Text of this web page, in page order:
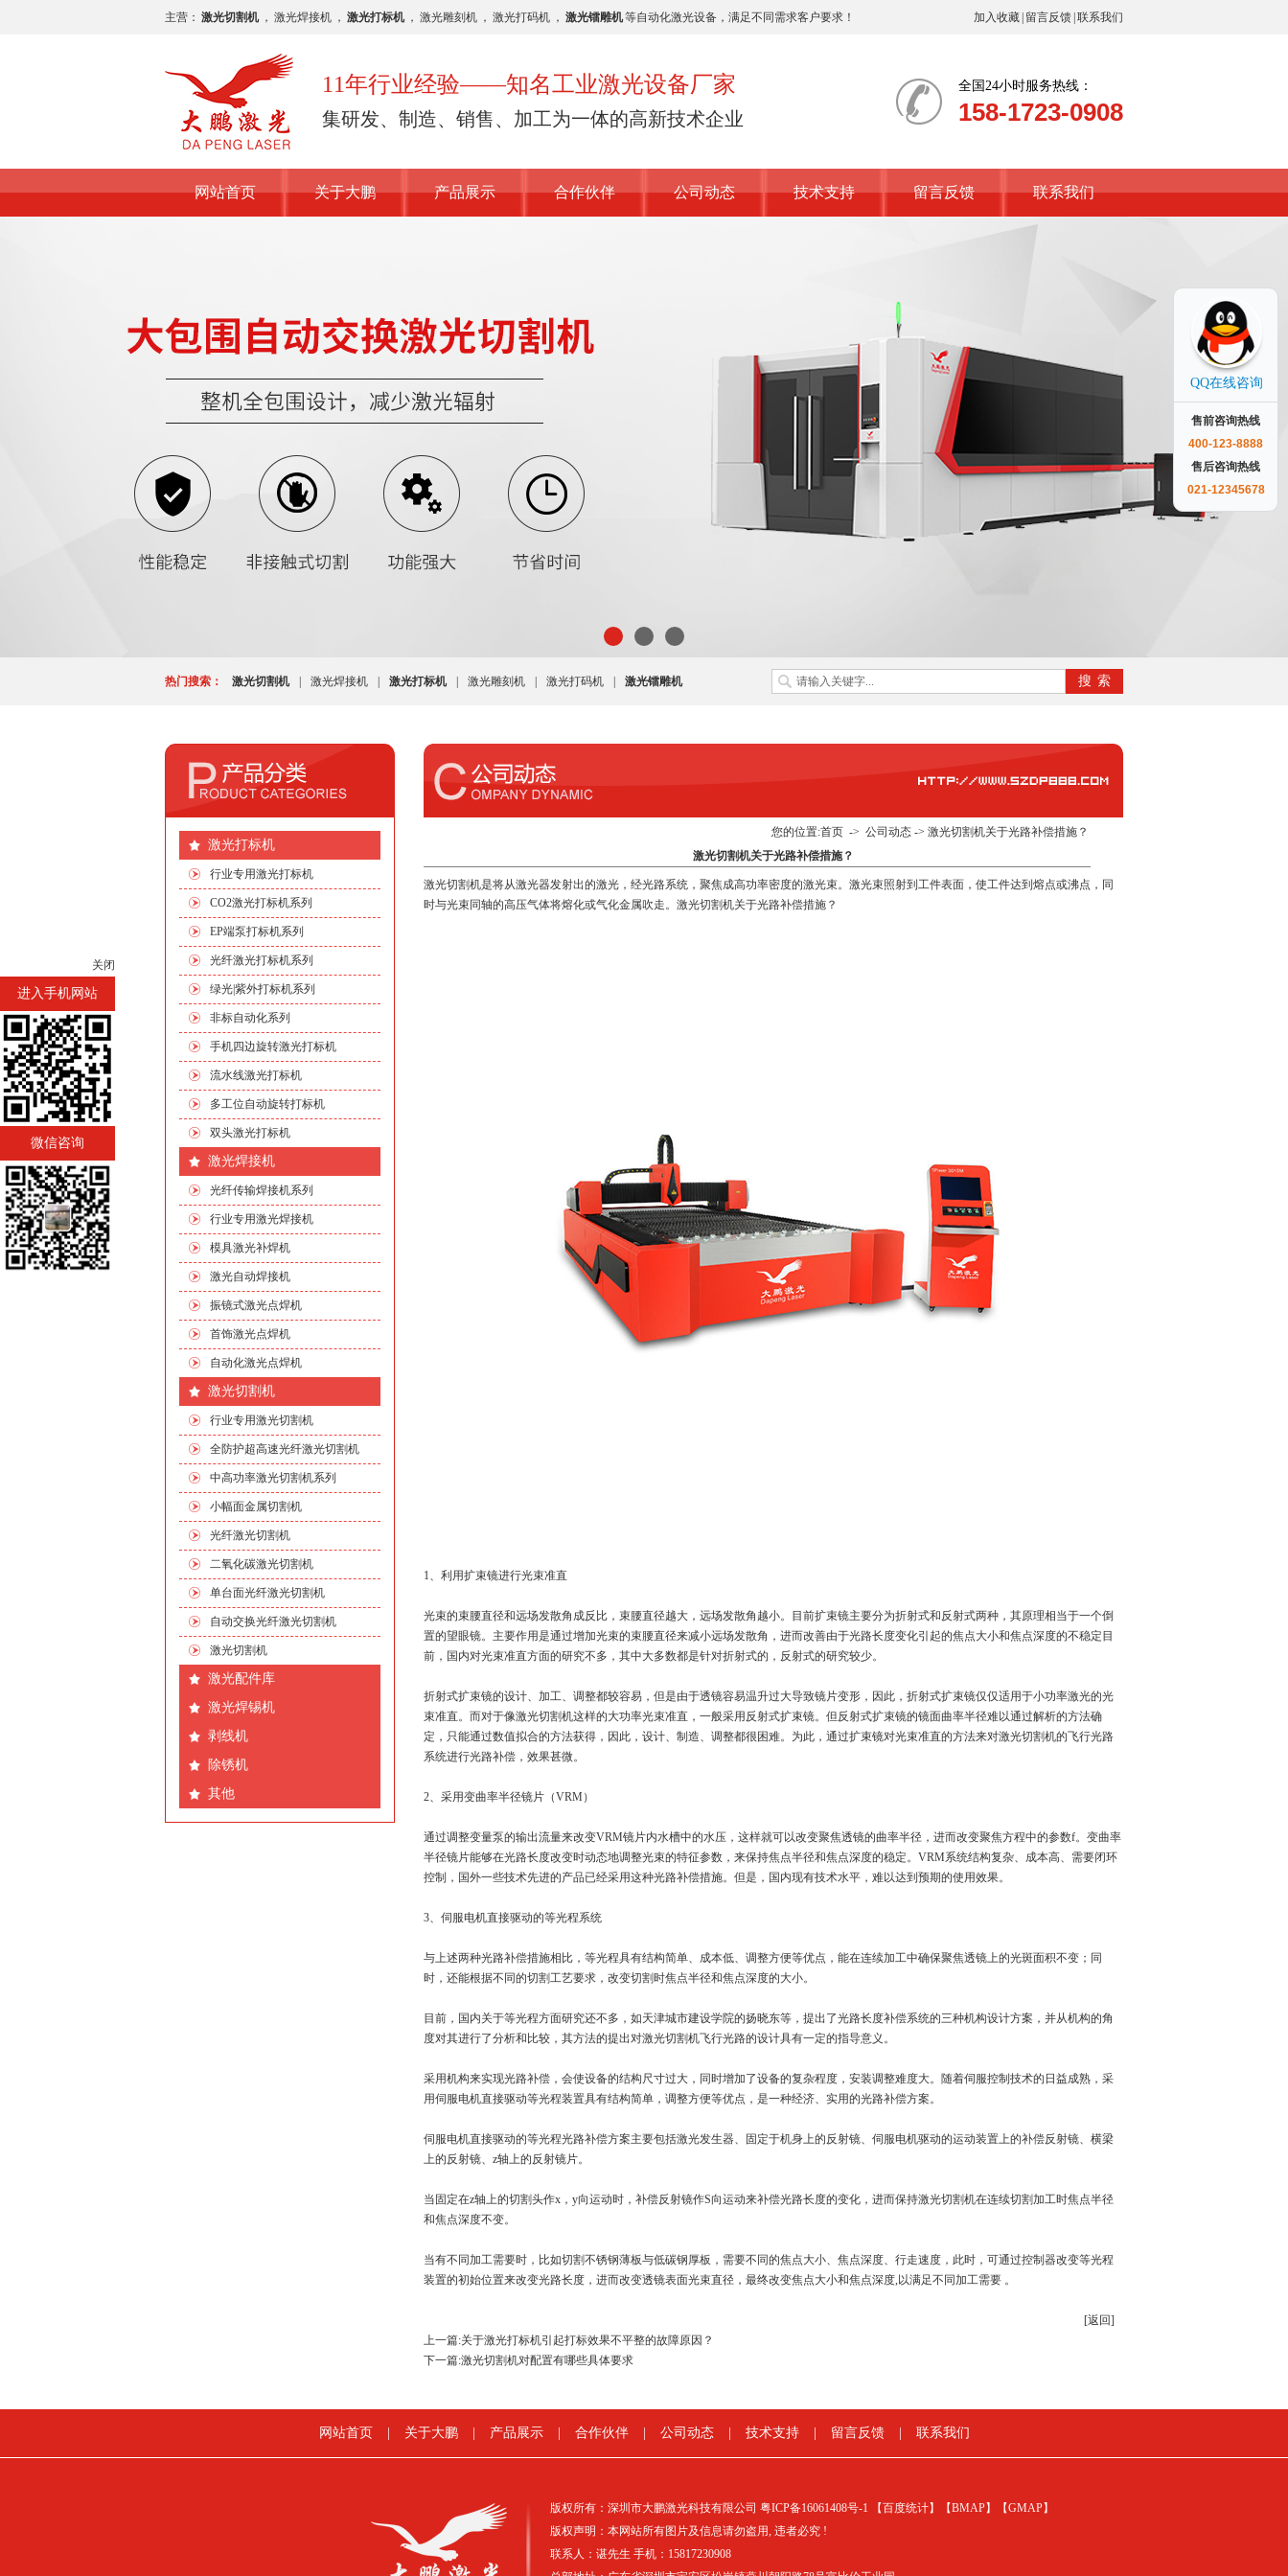
主营： 激光切割机 ， 激光焊接机 ， 激光打标机 ， 激光雕刻机 ， 激光打码机 ， 激光镭雕机等自动化激光设备，满足不同需求客户要求！ 加入收藏 留言反馈 联系我们
11年行业经验——知名工业激光设备厂家
集研发、制造、销售、加工为一体的高新技术企业
全国24小时服务热线：
158-1723-0908
网站首页 关于大鹏 产品展示 合作伙伴 公司动态 技术支持 留言反馈 联系我们
热门搜索： 激光切割机 激光焊接机 激光打标机 激光雕刻机 激光打码机 激光镭雕机
激光打标机
行业专用激光打标机
CO2激光打标机系列
EP端泵打标机系列
光纤激光打标机系列
绿光|紫外打标机系列
非标自动化系列
手机四边旋转激光打标机
流水线激光打标机
多工位自动旋转打标机
双头激光打标机
激光焊接机
光纤传输焊接机系列
行业专用激光焊接机
模具激光补焊机
激光自动焊接机
振镜式激光点焊机
首饰激光点焊机
自动化激光点焊机
激光切割机
行业专用激光切割机
全防护超高速光纤激光切割机
中高功率激光切割机系列
小幅面金属切割机
光纤激光切割机
二氧化碳激光切割机
单台面光纤激光切割机
自动交换光纤激光切割机
激光切割机
激光配件库
激光焊锡机
剥线机
除锈机
其他
您的位置:首页-> 公司动态-> 激光切割机关于光路补偿措施？
激光切割机关于光路补偿措施？
激光切割机是将从激光器发射出的激光，经光路系统，聚焦成高功率密度的激光束。激光束照射到工件表面，使工件达到熔点或沸点，同
时与光束同轴的高压气体将熔化或气化金属吹走。激光切割机关于光路补偿措施？
1、利用扩束镜进行光束准直
光束的束腰直径和远场发散角成反比，束腰直径越大，远场发散角越小。目前扩束镜主要分为折射式和反射式两种，其原理相当于一个倒
置的望眼镜。主要作用是通过增加光束的束腰直径来减小远场发散角，进而改善由于光路长度变化引起的焦点大小和焦点深度的不稳定目
前，国内对光束准直方面的研究不多，其中大多数都是针对折射式的，反射式的研究较少。
折射式扩束镜的设计、加工、调整都较容易，但是由于透镜容易温升过大导致镜片变形，因此，折射式扩束镜仅仅适用于小功率激光的光
束准直。而对于像激光切割机这样的大功率光束准直，一般采用反射式扩束镜。但反射式扩束镜的镜面曲率半径难以通过解析的方法确
定，只能通过数值拟合的方法获得，因此，设计、制造、调整都很困难。为此，通过扩束镜对光束准直的方法来对激光切割机的飞行光路
系统进行光路补偿，效果甚微。
2、采用变曲率半径镜片（VRM）
通过调整变量泵的输出流量来改变VRM镜片内水槽中的水压，这样就可以改变聚焦透镜的曲率半径，进而改变聚焦方程中的参数f。变曲率
半径镜片能够在光路长度改变时动态地调整光束的特征参数，来保持焦点半径和焦点深度的稳定。VRM系统结构复杂、成本高、需要闭环
控制，国外一些技术先进的产品已经采用这种光路补偿措施。但是，国内现有技术水平，难以达到预期的使用效果。
3、伺服电机直接驱动的等光程系统
与上述两种光路补偿措施相比，等光程具有结构简单、成本低、调整方便等优点，能在连续加工中确保聚焦透镜上的光斑面积不变；同
时，还能根据不同的切割工艺要求，改变切割时焦点半径和焦点深度的大小。
目前，国内关于等光程方面研究还不多，如天津城市建设学院的扬晓东等，提出了光路长度补偿系统的三种机构设计方案，并从机构的角
度对其进行了分析和比较，其方法的提出对激光切割机飞行光路的设计具有一定的指导意义。
采用机构来实现光路补偿，会使设备的结构尺寸过大，同时增加了设备的复杂程度，安装调整难度大。随着伺服控制技术的日益成熟，采
用伺服电机直接驱动等光程装置具有结构简单，调整方便等优点，是一种经济、实用的光路补偿方案。
伺服电机直接驱动的等光程光路补偿方案主要包括激光发生器、固定于机身上的反射镜、伺服电机驱动的运动装置上的补偿反射镜、横梁
上的反射镜、z轴上的反射镜片。
当固定在z轴上的切割头作x，y向运动时，补偿反射镜作S向运动来补偿光路长度的变化，进而保持激光切割机在连续切割加工时焦点半径
和焦点深度不变。
当有不同加工需要时，比如切割不锈钢薄板与低碳钢厚板，需要不同的焦点大小、焦点深度、行走速度，此时，可通过控制器改变等光程
装置的初始位置来改变光路长度，进而改变透镜表面光束直径，最终改变焦点大小和焦点深度,以满足不同加工需要 。
[返回]
上一篇:关于激光打标机引起打标效果不平整的故障原因？
下一篇:激光切割机对配置有哪些具体要求
网站首页 关于大鹏 产品展示 合作伙伴 公司动态 技术支持 留言反馈 联系我们
版权所有：深圳市大鹏激光科技有限公司 粤ICP备16061408号-1 【百度统计】 【BMAP】
【GMAP】
版权声明：本网站所有图片及信息请勿盗用, 违者必究 !
联系人：谌先生 手机：15817230908
QQ在线咨询
售前咨询热线
400-123-8888
售后咨询热线
021-12345678
关闭
进入手机网站
微信咨询